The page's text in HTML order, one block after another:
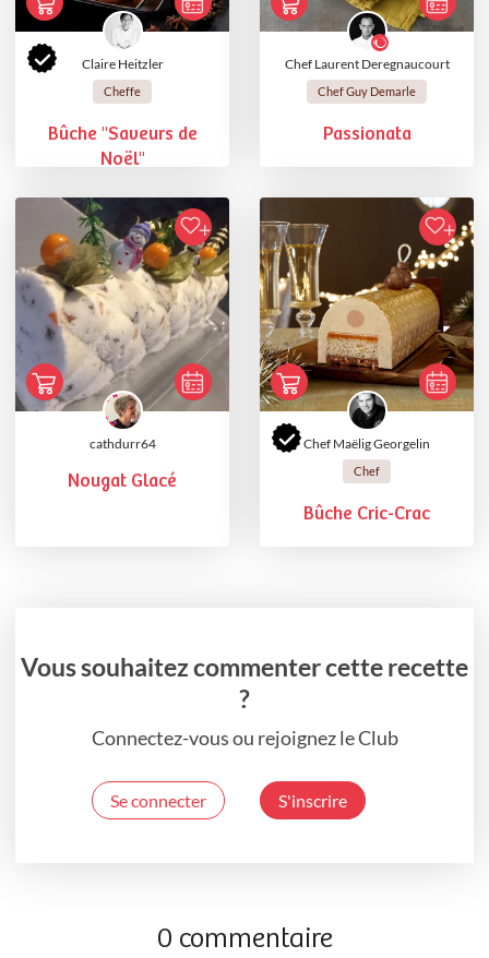
Claire Heitzler
Cheffe
Bûche "Saveurs de
Noël"
Chef Laurent Deregnaucourt
Chef Guy Demarle
Passionata
cathdurr64
Nougat Glacé
Chef Maëlig Georgelin
Chef
Bûche Cric-Crac
Vous souhaitez commenter cette recette
?
Connectez-vous ou rejoignez le Club
Se connecter S'inscrire
0 commentaire